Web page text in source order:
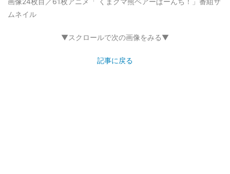
ムネイル
▼スクロールで次の画像をみる▼
記事に戻る